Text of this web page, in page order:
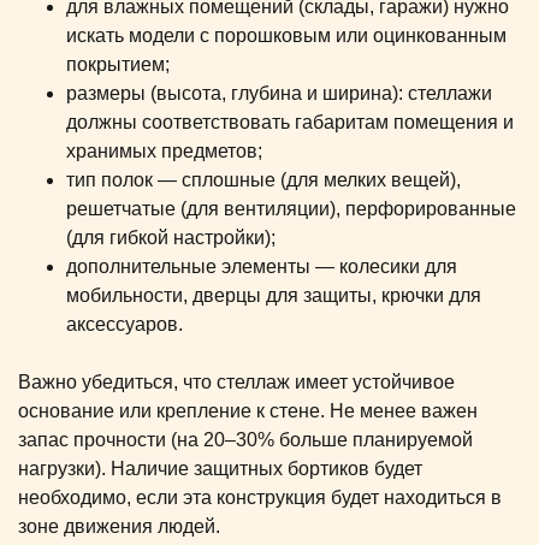
для влажных помещений (склады, гаражи) нужно
искать модели с порошковым или оцинкованным
покрытием;
размеры (высота, глубина и ширина): стеллажи
должны соответствовать габаритам помещения и
хранимых предметов;
тип полок — сплошные (для мелких вещей),
решетчатые (для вентиляции), перфорированные
(для гибкой настройки);
дополнительные элементы — колесики для
мобильности, дверцы для защиты, крючки для
аксессуаров.
Важно убедиться, что стеллаж имеет устойчивое
основание или крепление к стене. Не менее важен
запас прочности (на 20–30% больше планируемой
нагрузки). Наличие защитных бортиков будет
необходимо, если эта конструкция будет находиться в
зоне движения людей.